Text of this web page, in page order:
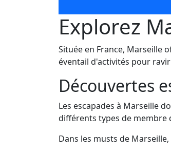
Explorez
Située en France, Marseille
éventail d'activités pour
Découvertes
Les escapades à Marseille
différents types de membre
Dans les musts de